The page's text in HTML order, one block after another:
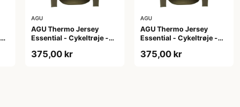
AGU
AGU Thermo Jersey
Essential - Cykeltrøje -
M
375,00 kr
AGU
AGU Thermo Jersey
Essential - Cykeltrøje -
375,00 kr